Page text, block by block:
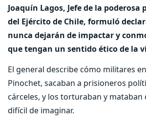
Joaquín Lagos, Jefe de la
del Ejército de Chile, formuló
nunca dejarán de impactar y
que tengan un sentido ético de la
El general describe cómo militares
Pinochet, sacaban a prisioneros
cárceles, y los torturaban y mataban
difícil de imaginar.